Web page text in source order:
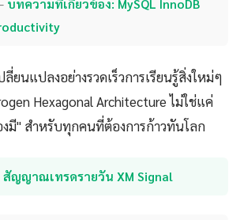
บทความที่เกี่ยวข้อง: MySQL InnoDB
ยนแปลงอย่างรวดเร็วการเรียนรู้สิ่งใหม่ๆ
Hexagonal Architecture ไม่ใช่แค่
มี" สำหรับทุกคนที่ต้องการก้าวทันโลก
สัญญาณเทรดรายวัน XM Signal